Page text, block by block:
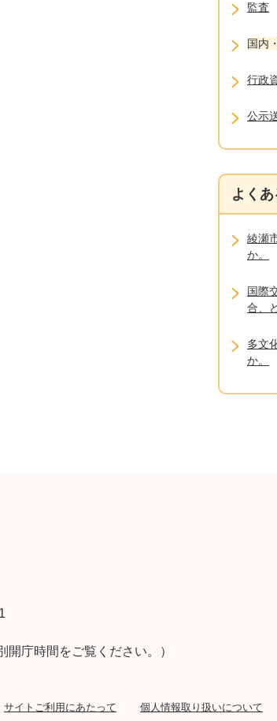
監査
国内
行政
公示
よく
綾瀬
か。
国際
合、
多文
か。
庁時間をご覧ください。）
サイトご利用にあたって 個人情報取り扱いについて